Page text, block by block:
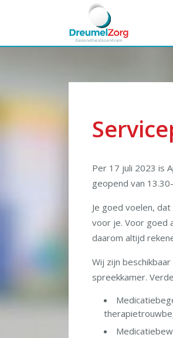
in DreumelZorg
Per 17 juli 2023 is
geopend van
Je goed voelen,
voor je. Voor goed
daarom altijd
Wij zijn
spreekkamer.